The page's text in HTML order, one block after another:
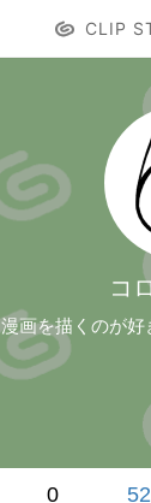
CLIP
コ
漫画を描くのが
0 52